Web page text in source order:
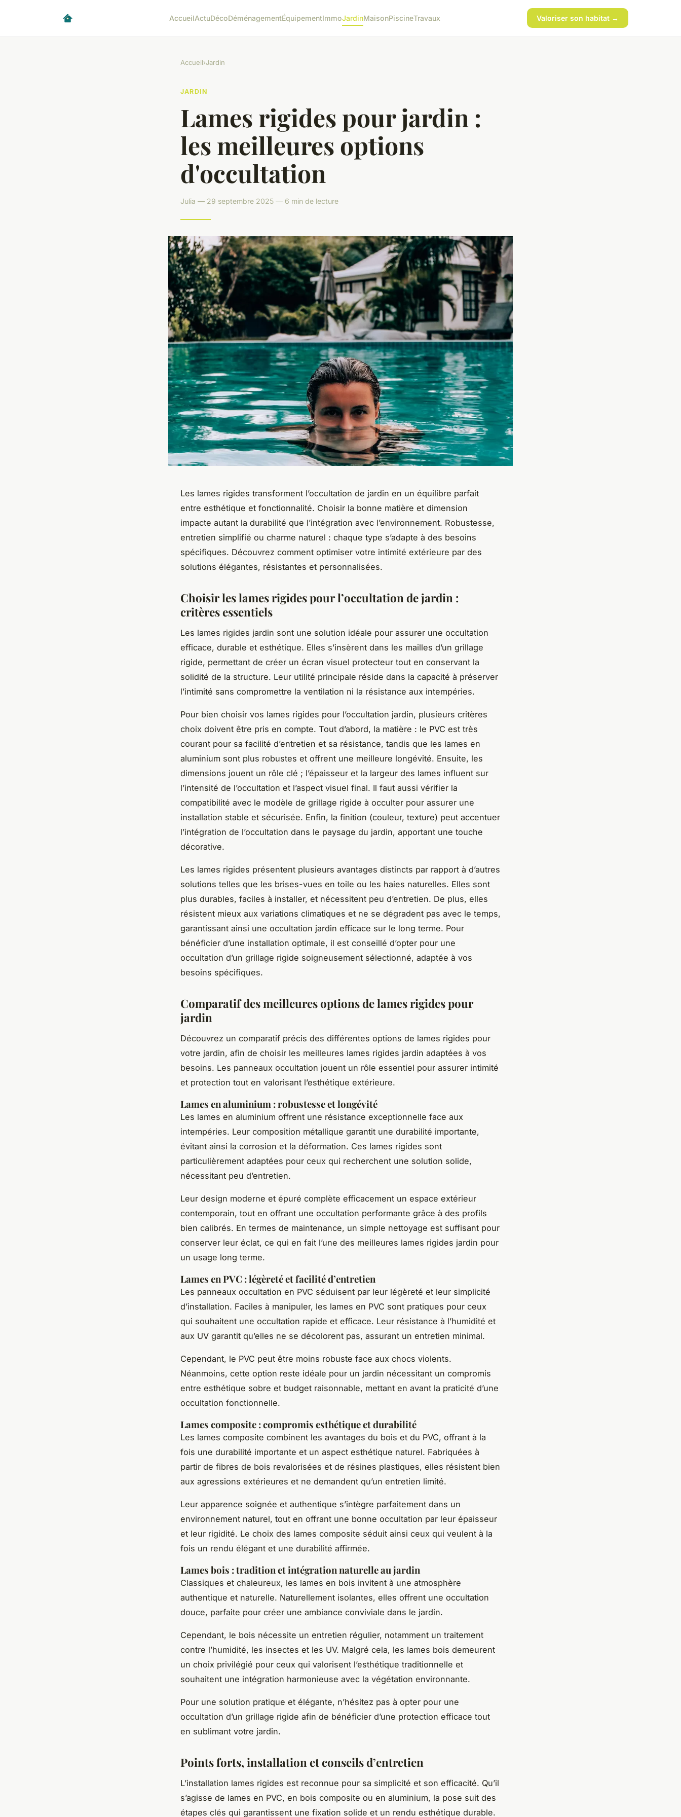
AccueilActuDécoDéménagementÉquipementImmoJardinMaisonPiscineTravaux Valoriser son habitat →
Accueil›Jardin
JARDIN
Lames rigides pour jardin :
les meilleures options
d'occultation
Julia — 29 septembre 2025 — 6 min de lecture
Les lames rigides transforment l’occultation de jardin en un équilibre parfait
entre esthétique et fonctionnalité. Choisir la bonne matière et dimension
impacte autant la durabilité que l’intégration avec l’environnement. Robustesse,
entretien simplifié ou charme naturel : chaque type s’adapte à des besoins
spécifiques. Découvrez comment optimiser votre intimité extérieure par des
solutions élégantes, résistantes et personnalisées.
Choisir les lames rigides pour l’occultation de jardin :
critères essentiels
Les lames rigides jardin sont une solution idéale pour assurer une occultation
efficace, durable et esthétique. Elles s’insèrent dans les mailles d’un grillage
rigide, permettant de créer un écran visuel protecteur tout en conservant la
solidité de la structure. Leur utilité principale réside dans la capacité à préserver
l’intimité sans compromettre la ventilation ni la résistance aux intempéries.
Pour bien choisir vos lames rigides pour l’occultation jardin, plusieurs critères
choix doivent être pris en compte. Tout d’abord, la matière : le PVC est très
courant pour sa facilité d’entretien et sa résistance, tandis que les lames en
aluminium sont plus robustes et offrent une meilleure longévité. Ensuite, les
dimensions jouent un rôle clé ; l’épaisseur et la largeur des lames influent sur
l’intensité de l’occultation et l’aspect visuel final. Il faut aussi vérifier la
compatibilité avec le modèle de grillage rigide à occulter pour assurer une
installation stable et sécurisée. Enfin, la finition (couleur, texture) peut accentuer
l’intégration de l’occultation dans le paysage du jardin, apportant une touche
décorative.
Les lames rigides présentent plusieurs avantages distincts par rapport à d’autres
solutions telles que les brises-vues en toile ou les haies naturelles. Elles sont
plus durables, faciles à installer, et nécessitent peu d’entretien. De plus, elles
résistent mieux aux variations climatiques et ne se dégradent pas avec le temps,
garantissant ainsi une occultation jardin efficace sur le long terme. Pour
bénéficier d’une installation optimale, il est conseillé d’opter pour une
occultation d’un grillage rigide soigneusement sélectionné, adaptée à vos
besoins spécifiques.
Comparatif des meilleures options de lames rigides pour
jardin
Découvrez un comparatif précis des différentes options de lames rigides pour
votre jardin, afin de choisir les meilleures lames rigides jardin adaptées à vos
besoins. Les panneaux occultation jouent un rôle essentiel pour assurer intimité
et protection tout en valorisant l’esthétique extérieure.
Lames en aluminium : robustesse et longévité
Les lames en aluminium offrent une résistance exceptionnelle face aux
intempéries. Leur composition métallique garantit une durabilité importante,
évitant ainsi la corrosion et la déformation. Ces lames rigides sont
particulièrement adaptées pour ceux qui recherchent une solution solide,
nécessitant peu d’entretien.
Leur design moderne et épuré complète efficacement un espace extérieur
contemporain, tout en offrant une occultation performante grâce à des profils
bien calibrés. En termes de maintenance, un simple nettoyage est suffisant pour
conserver leur éclat, ce qui en fait l’une des meilleures lames rigides jardin pour
un usage long terme.
Lames en PVC : légèreté et facilité d’entretien
Les panneaux occultation en PVC séduisent par leur légèreté et leur simplicité
d’installation. Faciles à manipuler, les lames en PVC sont pratiques pour ceux
qui souhaitent une occultation rapide et efficace. Leur résistance à l’humidité et
aux UV garantit qu’elles ne se décolorent pas, assurant un entretien minimal.
Cependant, le PVC peut être moins robuste face aux chocs violents.
Néanmoins, cette option reste idéale pour un jardin nécessitant un compromis
entre esthétique sobre et budget raisonnable, mettant en avant la praticité d’une
occultation fonctionnelle.
Lames composite : compromis esthétique et durabilité
Les lames composite combinent les avantages du bois et du PVC, offrant à la
fois une durabilité importante et un aspect esthétique naturel. Fabriquées à
partir de fibres de bois revalorisées et de résines plastiques, elles résistent bien
aux agressions extérieures et ne demandent qu’un entretien limité.
Leur apparence soignée et authentique s’intègre parfaitement dans un
environnement naturel, tout en offrant une bonne occultation par leur épaisseur
et leur rigidité. Le choix des lames composite séduit ainsi ceux qui veulent à la
fois un rendu élégant et une durabilité affirmée.
Lames bois : tradition et intégration naturelle au jardin
Classiques et chaleureux, les lames en bois invitent à une atmosphère
authentique et naturelle. Naturellement isolantes, elles offrent une occultation
douce, parfaite pour créer une ambiance conviviale dans le jardin.
Cependant, le bois nécessite un entretien régulier, notamment un traitement
contre l’humidité, les insectes et les UV. Malgré cela, les lames bois demeurent
un choix privilégié pour ceux qui valorisent l’esthétique traditionnelle et
souhaitent une intégration harmonieuse avec la végétation environnante.
Pour une solution pratique et élégante, n’hésitez pas à opter pour une
occultation d’un grillage rigide afin de bénéficier d’une protection efficace tout
en sublimant votre jardin.
Points forts, installation et conseils d’entretien
L’installation lames rigides est reconnue pour sa simplicité et son efficacité. Qu’il
s’agisse de lames en PVC, en bois composite ou en aluminium, la pose suit des
étapes clés qui garantissent une fixation solide et un rendu esthétique durable.